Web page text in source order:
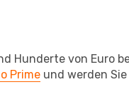
Hunderte von Euro
Prime und werden